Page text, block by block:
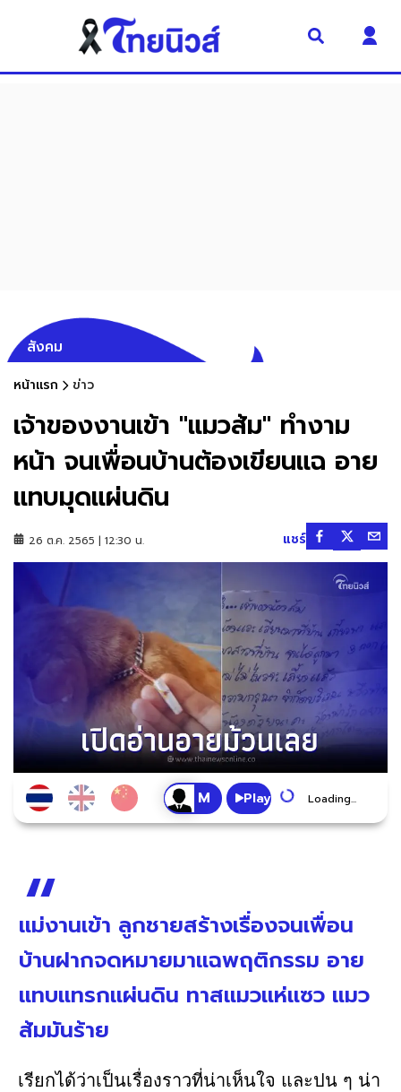
สังคม
หน้าแรก ข่าว
เจ้าของงานเข้า "แมวส้ม" ทำงาม
หน้า จนเพื่อนบ้านต้องเขียนแฉ อาย
แทบมุดแผ่นดิน
26 ต.ค. 2565 | 12:30 น. แชร์
Play Loading...
แม่งานเข้า ลูกชายสร้างเรื่องจนเพื่อน
บ้านฝากจดหมายมาแฉพฤติกรรม อาย
แทบแทรกแผ่นดิน ทาสแมวแห่แซว แมว
ส้มมันร้าย
เรียกได้ว่าเป็นเรื่องราวที่น่าเห็นใจ และปน ๆ น่า